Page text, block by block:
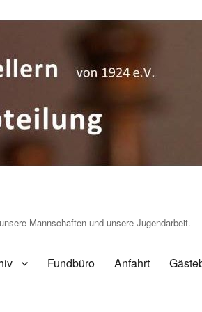
Mannschaften und unsere Jugendarbeit.
Fundbüro Anfahrt